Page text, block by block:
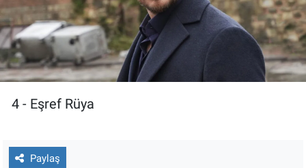
4 - Eşref Rüya
Paylaş